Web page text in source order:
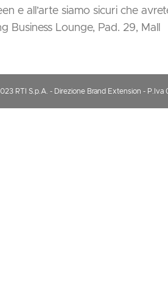
e all’arte siamo sicuri che
Business Lounge, Pad. 29, Mall
RTI S.p.A. - Direzione Brand Extension - P.Iva